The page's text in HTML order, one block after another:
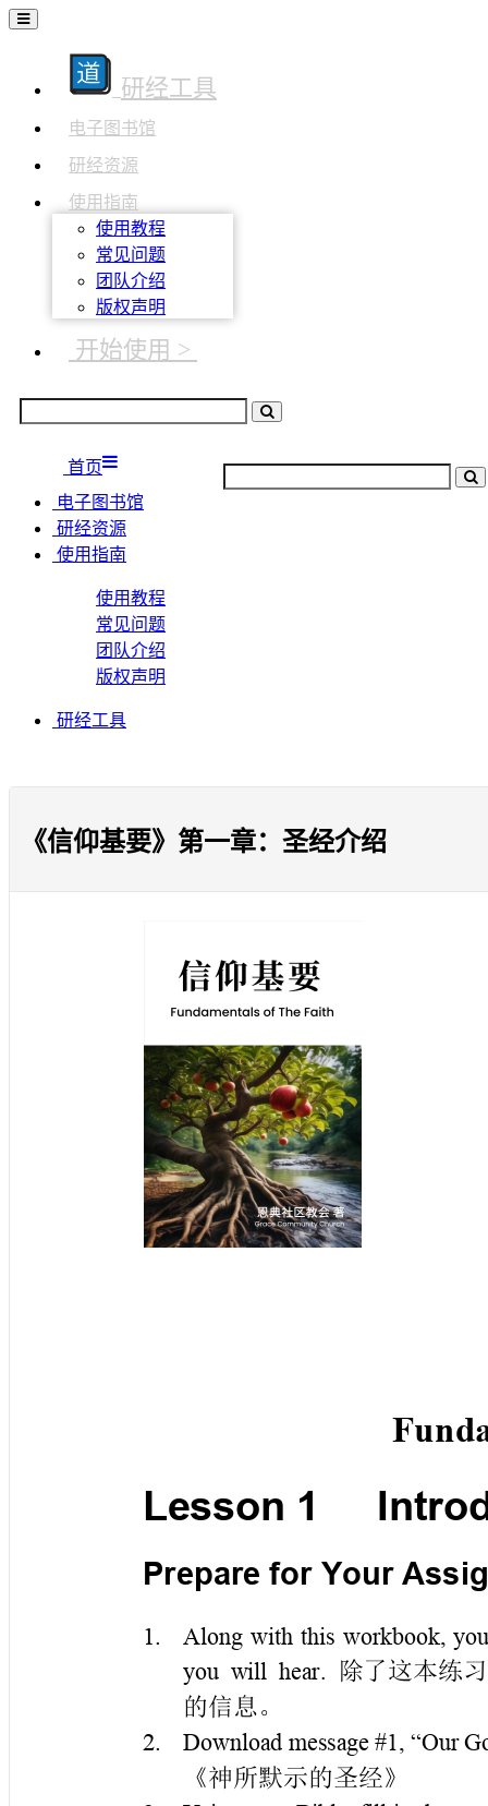
研经工具
电子图书馆
研经资源
使用指南
使用教程
常见问题
团队介绍
版权声明
开始使用 >
首页
电子图书馆
研经资源
使用指南
使用教程
常见问题
团队介绍
版权声明
研经工具
《信仰基要》第一章：圣经介绍